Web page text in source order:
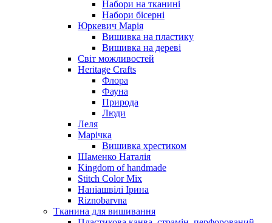
Набори на тканині
Набори бісерні
Юркевич Марія
Вишивка на пластику
Вишивка на дереві
Світ можливостей
Heritage Crafts
Флора
Фауна
Природа
Люди
Леля
Марічка
Вишивка хрестиком
Шаменко Наталія
Kingdom of handmade
Stitch Color Mix
Наніашвілі Ірина
Riznobarvna
Тканина для вишивання